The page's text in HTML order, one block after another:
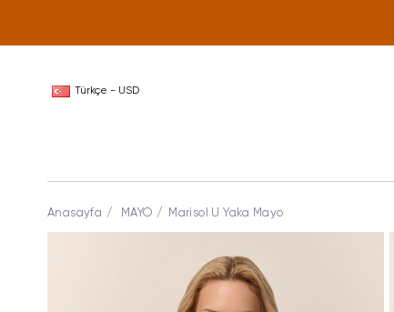
Türkçe - USD
Anasayfa MAYO Marisol U Yaka Mayo